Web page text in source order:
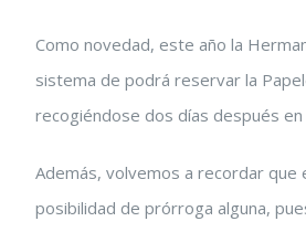
Como novedad, este año la
sistema de podrá reservar la
recogiéndose dos días después
Además, volvemos a recordar
posibilidad de prórroga alguna,